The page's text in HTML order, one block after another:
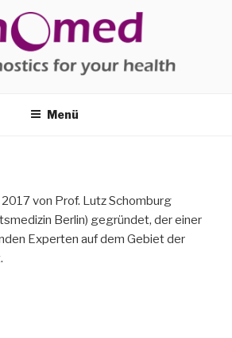
Menü
von Prof. Lutz Schomburg
Berlin) gegründet, der einer
Experten auf dem Gebiet der